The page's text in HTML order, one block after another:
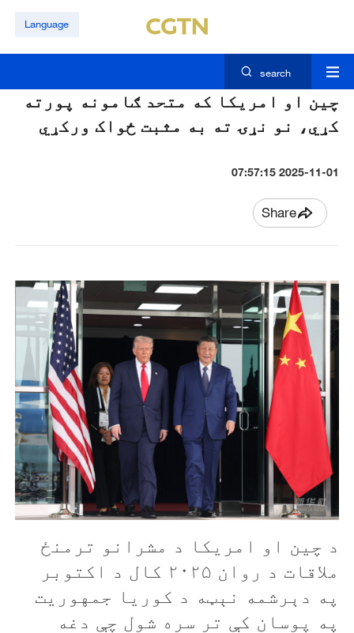
Language
search
چين او امريکا که متحد ګامونه پورته
کړي، نو نړۍ ته به مثبت ځواک ورکړي
2025-11-01 07:57:15
Share
د چين او امريکا د مشرانو ترمنځ
ملاقات د روان ۲۰۲۵ کال د اکتوبر
په دېرشمه نېټه د کوريا جمهوريت
په پوسان کې تر سره شول چې دغه